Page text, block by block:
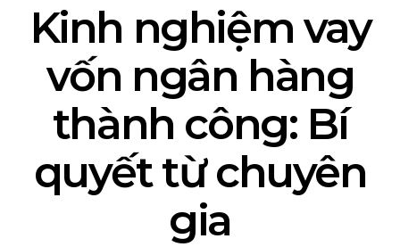
Kinh nghiệm vay
vốn ngân hàng
thành công: Bí
quyết từ chuyên
gia